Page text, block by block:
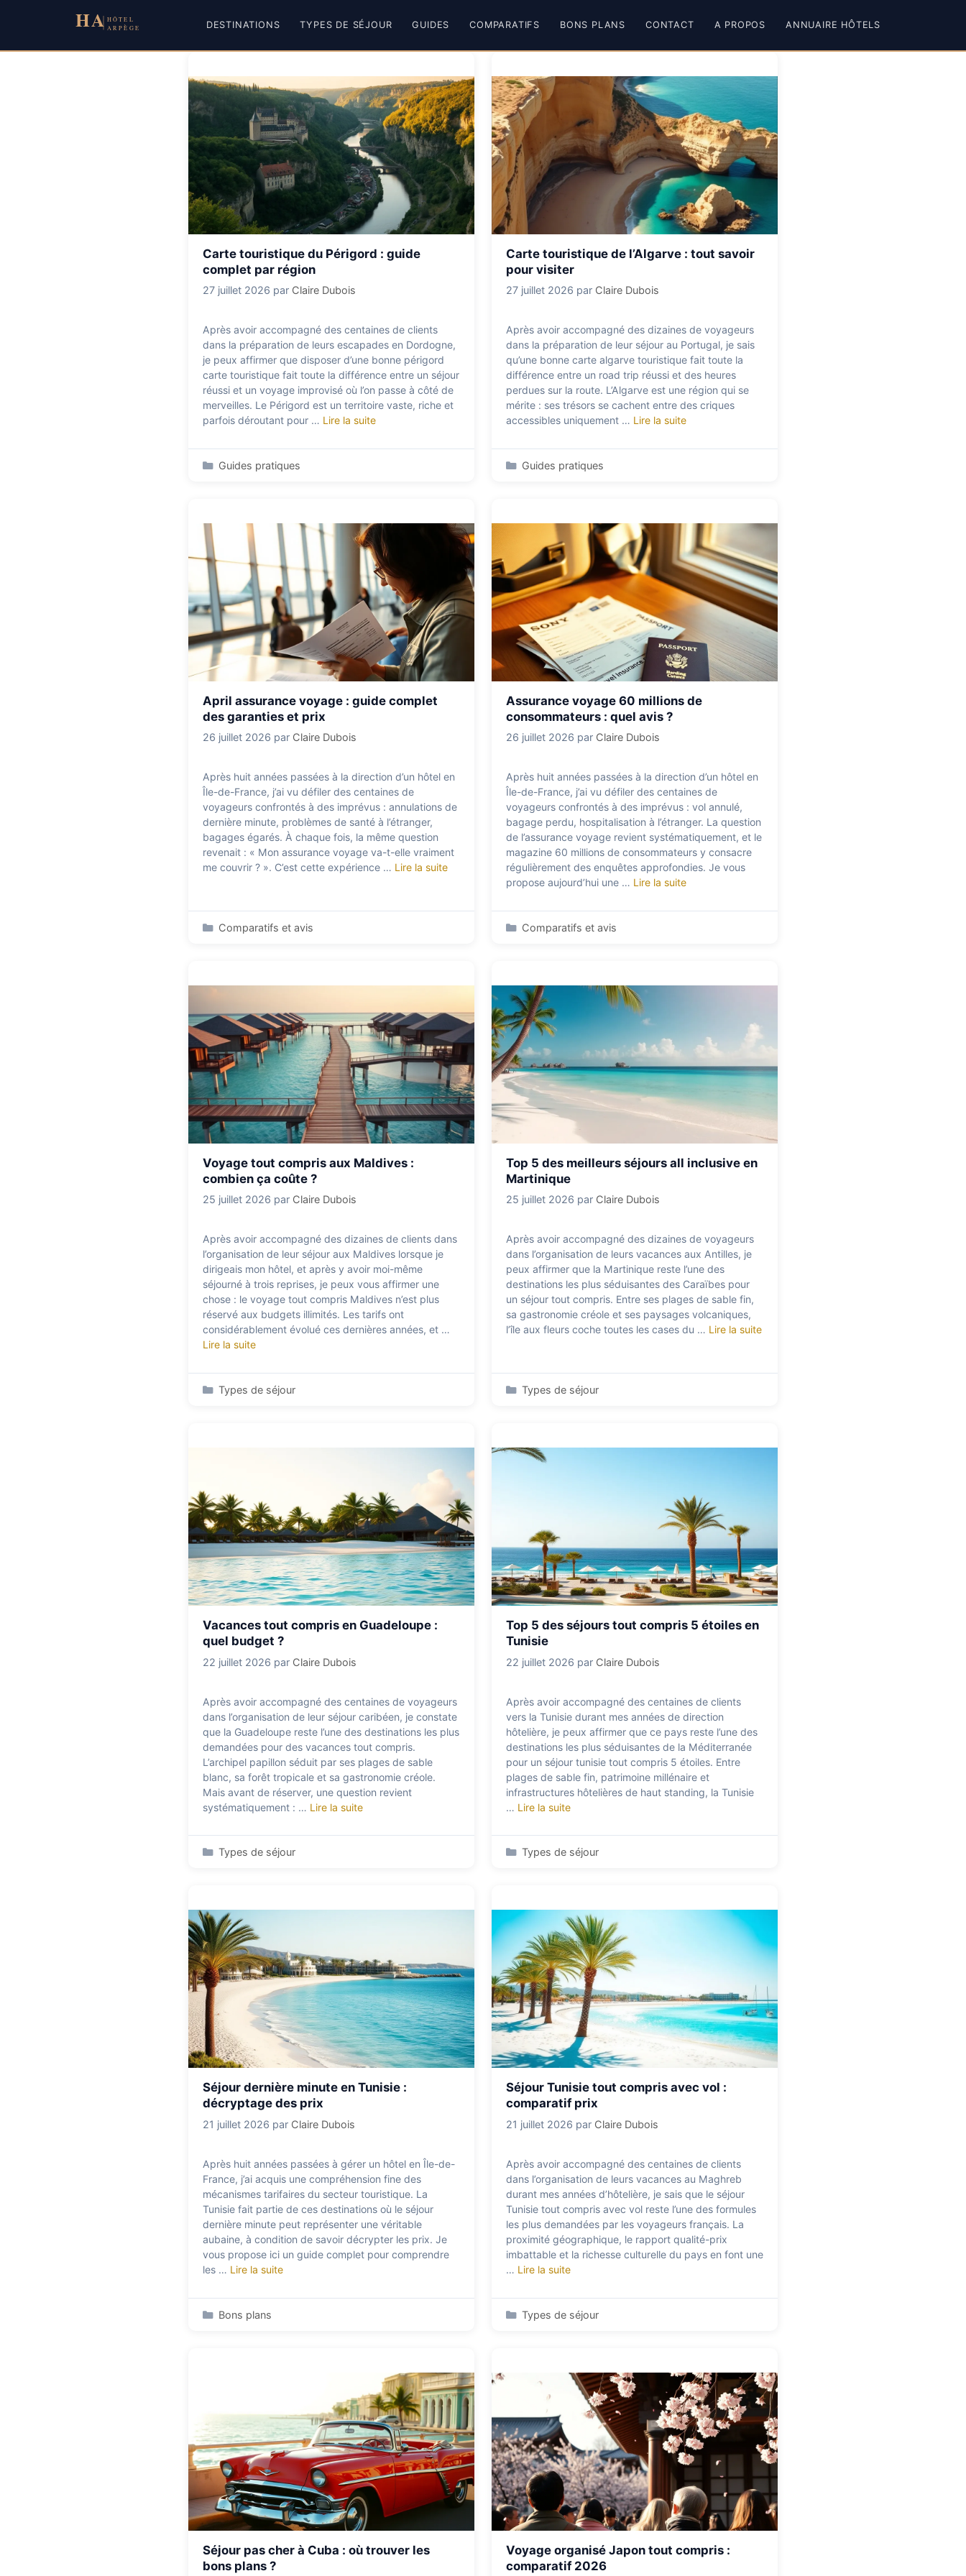
DESTINATIONS TYPES DE SÉJOUR GUIDES COMPARATIFS BONS PLANS CONTACT A PROPOS ANNUAIRE HÔTELS
Carte touristique du Périgord : guide
complet par région
27 juillet 2026 par Claire Dubois
Après avoir accompagné des centaines de clients
dans la préparation de leurs escapades en Dordogne,
je peux affirmer que disposer d’une bonne périgord
carte touristique fait toute la différence entre un séjour
réussi et un voyage improvisé où l’on passe à côté de
merveilles. Le Périgord est un territoire vaste, riche et
parfois déroutant pour … Lire la suite
Catégories
Guides pratiques
Carte touristique de l’Algarve : tout savoir
pour visiter
27 juillet 2026 par Claire Dubois
Après avoir accompagné des dizaines de voyageurs
dans la préparation de leur séjour au Portugal, je sais
qu’une bonne carte algarve touristique fait toute la
différence entre un road trip réussi et des heures
perdues sur la route. L’Algarve est une région qui se
mérite : ses trésors se cachent entre des criques
accessibles uniquement … Lire la suite
Catégories
Guides pratiques
April assurance voyage : guide complet
des garanties et prix
26 juillet 2026 par Claire Dubois
Après huit années passées à la direction d’un hôtel en
Île-de-France, j’ai vu défiler des centaines de
voyageurs confrontés à des imprévus : annulations de
dernière minute, problèmes de santé à l’étranger,
bagages égarés. À chaque fois, la même question
revenait : « Mon assurance voyage va-t-elle vraiment
me couvrir ? ». C’est cette expérience … Lire la suite
Catégories
Comparatifs et avis
Assurance voyage 60 millions de
consommateurs : quel avis ?
26 juillet 2026 par Claire Dubois
Après huit années passées à la direction d’un hôtel en
Île-de-France, j’ai vu défiler des centaines de
voyageurs confrontés à des imprévus : vol annulé,
bagage perdu, hospitalisation à l’étranger. La question
de l’assurance voyage revient systématiquement, et le
magazine 60 millions de consommateurs y consacre
régulièrement des enquêtes approfondies. Je vous
propose aujourd’hui une … Lire la suite
Catégories
Comparatifs et avis
Voyage tout compris aux Maldives :
combien ça coûte ?
25 juillet 2026 par Claire Dubois
Après avoir accompagné des dizaines de clients dans
l’organisation de leur séjour aux Maldives lorsque je
dirigeais mon hôtel, et après y avoir moi-même
séjourné à trois reprises, je peux vous affirmer une
chose : le voyage tout compris Maldives n’est plus
réservé aux budgets illimités. Les tarifs ont
considérablement évolué ces dernières années, et …
Lire la suite
Catégories
Types de séjour
Top 5 des meilleurs séjours all inclusive en
Martinique
25 juillet 2026 par Claire Dubois
Après avoir accompagné des dizaines de voyageurs
dans l’organisation de leurs vacances aux Antilles, je
peux affirmer que la Martinique reste l’une des
destinations les plus séduisantes des Caraïbes pour
un séjour tout compris. Entre ses plages de sable fin,
sa gastronomie créole et ses paysages volcaniques,
l’île aux fleurs coche toutes les cases du … Lire la suite
Catégories
Types de séjour
Vacances tout compris en Guadeloupe :
quel budget ?
22 juillet 2026 par Claire Dubois
Après avoir accompagné des centaines de voyageurs
dans l’organisation de leur séjour caribéen, je constate
que la Guadeloupe reste l’une des destinations les plus
demandées pour des vacances tout compris.
L’archipel papillon séduit par ses plages de sable
blanc, sa forêt tropicale et sa gastronomie créole.
Mais avant de réserver, une question revient
systématiquement : … Lire la suite
Catégories
Types de séjour
Top 5 des séjours tout compris 5 étoiles en
Tunisie
22 juillet 2026 par Claire Dubois
Après avoir accompagné des centaines de clients
vers la Tunisie durant mes années de direction
hôtelière, je peux affirmer que ce pays reste l’une des
destinations les plus séduisantes de la Méditerranée
pour un séjour tunisie tout compris 5 étoiles. Entre
plages de sable fin, patrimoine millénaire et
infrastructures hôtelières de haut standing, la Tunisie
… Lire la suite
Catégories
Types de séjour
Séjour dernière minute en Tunisie :
décryptage des prix
21 juillet 2026 par Claire Dubois
Après huit années passées à gérer un hôtel en Île-de-
France, j’ai acquis une compréhension fine des
mécanismes tarifaires du secteur touristique. La
Tunisie fait partie de ces destinations où le séjour
dernière minute peut représenter une véritable
aubaine, à condition de savoir décrypter les prix. Je
vous propose ici un guide complet pour comprendre
les … Lire la suite
Catégories
Bons plans
Séjour Tunisie tout compris avec vol :
comparatif prix
21 juillet 2026 par Claire Dubois
Après avoir accompagné des centaines de clients
dans l’organisation de leurs vacances au Maghreb
durant mes années d’hôtelière, je sais que le séjour
Tunisie tout compris avec vol reste l’une des formules
les plus demandées par les voyageurs français. La
proximité géographique, le rapport qualité-prix
imbattable et la richesse culturelle du pays en font une
… Lire la suite
Catégories
Types de séjour
Séjour pas cher à Cuba : où trouver les
bons plans ?
Voyage organisé Japon tout compris :
comparatif 2026